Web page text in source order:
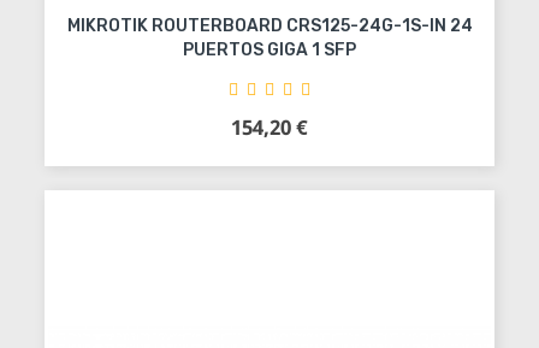
MIKROTIK ROUTERBOARD CRS125-24G-1S-IN 24
PUERTOS GIGA 1 SFP
Precio
154,20 €
Añadir al carrito